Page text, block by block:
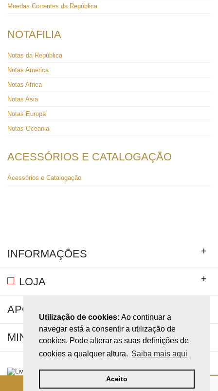
Utilização de cookies: Ao continuar a
navegar está a consentir a utilização de
cookies. Pode alterar as suas definições de
cookies a qualquer altura. Saiba mais aqui
Aceito
Moedas Correntes da República
NOTAFILIA
Notas da República
Notas America
Notas Africa
Notas Asia
Notas Europa
Notas Oceania
ACESSÓRIOS E CATALOGAÇÃO
Acessórios e Catalogação
INFORMAÇÕES +
LOJA +
APOIO AO CLIENTE
MINHA CONTA